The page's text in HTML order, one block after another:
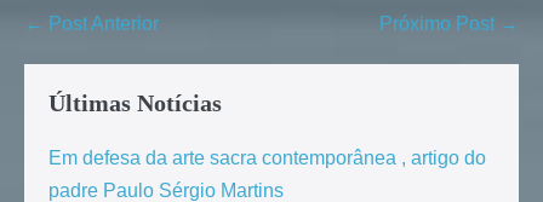
← Post Anterior Próximo Post →
Últimas Notícias
Em defesa da arte sacra contemporânea , artigo do
padre Paulo Sérgio Martins